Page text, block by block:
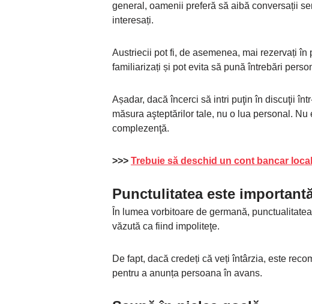
general, oamenii preferă să aibă conversații
interesați.
Austriecii pot fi, de asemenea, mai rezervați
familiarizați și pot evita să pună întrebări
Așadar, dacă încerci să intri puţin în discuţii
măsura aşteptărilor tale, nu o lua personal.
complezenţă.
>>> Trebuie să deschid un cont bancar
Punctulitatea este
În lumea vorbitoare de germană,
văzută ca fiind impoliteţe.
De fapt, dacă credeți că veți întârzia, este
pentru a anunța persoana în avans.